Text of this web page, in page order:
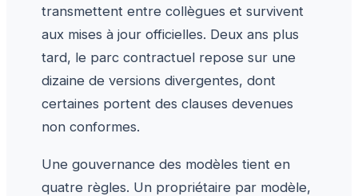
transmettent entre collègues et survivent
aux mises à jour officielles. Deux ans plus
tard, le parc contractuel repose sur une
dizaine de versions divergentes, dont
certaines portent des clauses devenues
non conformes.
Une gouvernance des modèles tient en
quatre règles. Un propriétaire par modèle,